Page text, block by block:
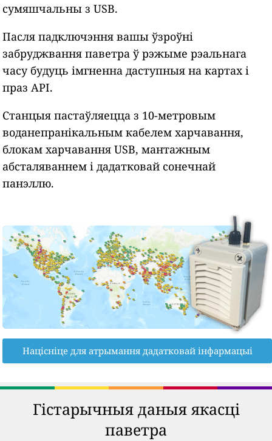
сумяшчальны з USB.
Пасля падключэння вашы ўзроўні
забруджвання паветра ў рэжыме рэальнага
часу будуць імгненна даступныя на картах і
праз API.
Станцыя пастаўляецца з 10-метровым
воданепранікальным кабелем харчавання,
блокам харчавання USB, мантажным
абсталяваннем і дадатковай сонечнай
панэллю.
Націсніце для атрымання дадатковай інфармацыі
Гістарычныя даныя якасці
паветра